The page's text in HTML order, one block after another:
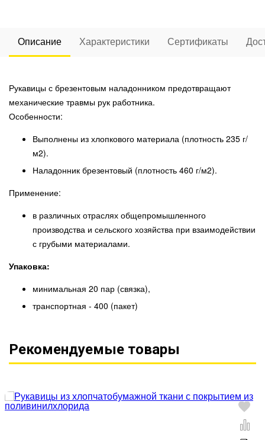
Описание Характеристики Сертификаты
Рукавицы с брезентовым наладонником предотвращают
механические травмы рук работника.
Особенности:
Выполнены из хлопкового материала (плотность 235 г/
м2).
Наладонник брезентовый (плотность 460 г/м2).
Применение:
в различных отраслях общепромышленного
производства и сельского хозяйства при взаимодействии
с грубыми материалами.
Упаковка:
минимальная 20 пар (связка),
транспортная - 400 (пакет)
Рекомендуемые товары